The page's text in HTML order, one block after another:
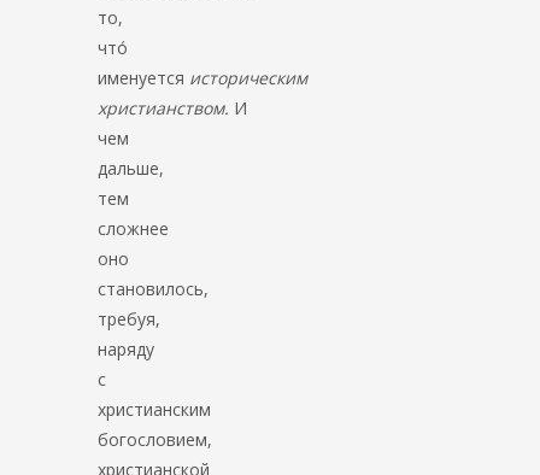
то,
что́
именуется историческим
христианством. И
чем
дальше,
тем
сложнее
оно
становилось,
требуя,
наряду
с
христианским
богословием,
христианской